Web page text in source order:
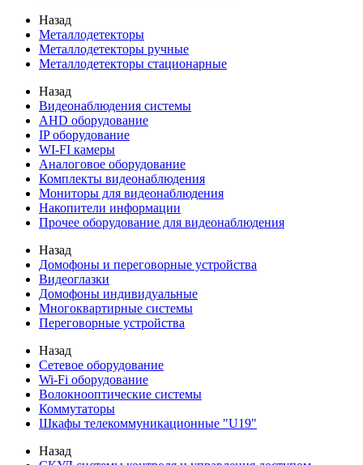
Назад
Металлодетекторы
Металлодетекторы ручные
Металлодетекторы стационарные
Назад
Видеонаблюдения cистемы
AHD оборудование
IP оборудование
WI-FI камеры
Аналоговое оборудование
Комплекты видеонаблюдения
Мониторы для видеонаблюдения
Накопители информации
Прочее оборудование для видеонаблюдения
Назад
Домофоны и переговорные устройства
Видеоглазки
Домофоны индивидуальные
Многоквартирные системы
Переговорные устройства
Назад
Сетевое оборудование
Wi-Fi оборудование
Волокнооптические системы
Коммутаторы
Шкафы телекоммуникационные "U19"
Назад